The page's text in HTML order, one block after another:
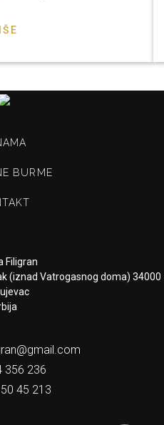
BURME
Filigran
(iznad Vatrogasnog doma) 34000
356 236
45 213